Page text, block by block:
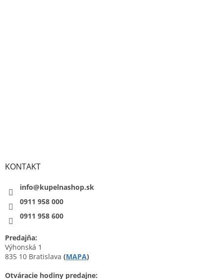
KONTAKT
info@kupelnashop.sk
0911 958 000
0911 958 600
Predajňa:
Výhonská 1
835 10 Bratislava (MAPA)
Otváracie hodiny predajne: